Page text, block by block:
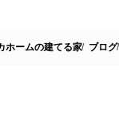
ホームの建てる家 ブログ